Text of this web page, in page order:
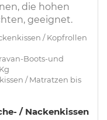
die hohen
geeignet.
/ Kopfrollen
Boots-und
/ Matratzen bis
/ Nackenkissen